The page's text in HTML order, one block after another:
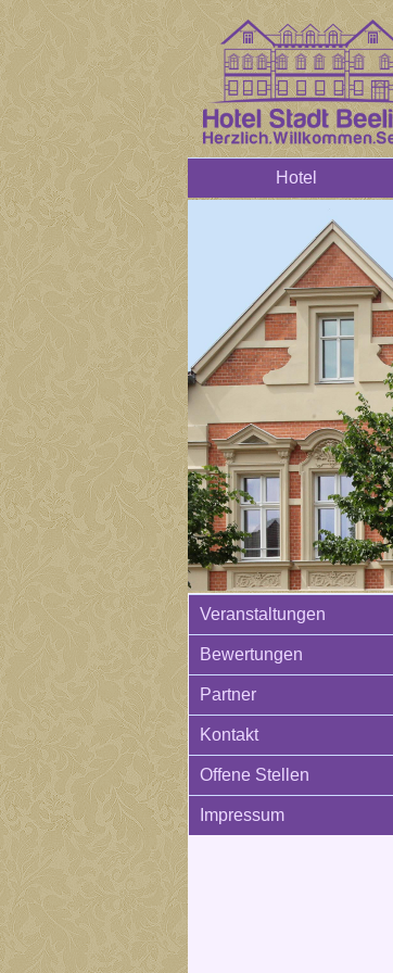
Hotel
Veranstaltungen
Bewertungen
Partner
Kontakt
Offene Stellen
Impressum